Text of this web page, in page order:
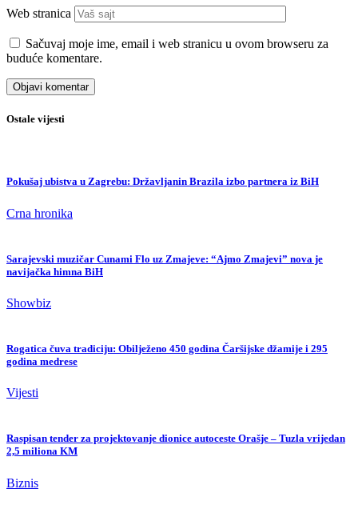
Web stranica
Sačuvaj moje ime, email i web stranicu u ovom browseru za
buduće komentare.
Ostale vijesti
Pokušaj ubistva u Zagrebu: Državljanin Brazila izbo partnera iz BiH
Crna hronika
Sarajevski muzičar Cunami Flo uz Zmajeve: “Ajmo Zmajevi” nova je
navijačka himna BiH
Showbiz
Rogatica čuva tradiciju: Obilježeno 450 godina Čaršijske džamije i 295
godina medrese
Vijesti
Raspisan tender za projektovanje dionice autoceste Orašje – Tuzla vrijedan
2,5 miliona KM
Biznis